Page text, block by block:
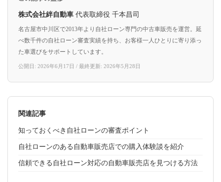
株式会社絆自動車 代表取締役 千本昌司
名古屋市中川区で2013年より自社ローン専門の中古車販売を運営。延
べ数千件の自社ローン審査実績を持ち、お客様一人ひとりに寄り添っ
た車選びをサポートしています。
公開日: 2026年6月17日 / 最終更新: 2026年5月28日
関連記事
知っておくべき自社ローンの審査ポイント
自社ローンのある自動車販売店での購入体験談を紹介
信頼できる自社ローン対応の自動車販売店を見つける方法